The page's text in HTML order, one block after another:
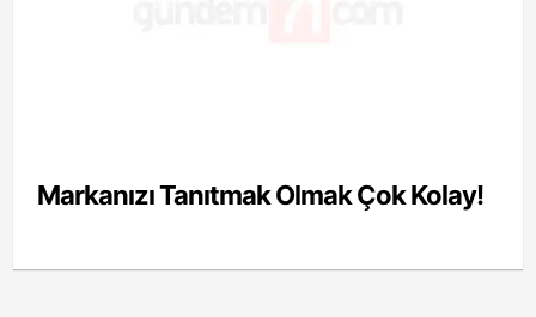
Markanızı Tanıtmak Olmak Çok Kolay!